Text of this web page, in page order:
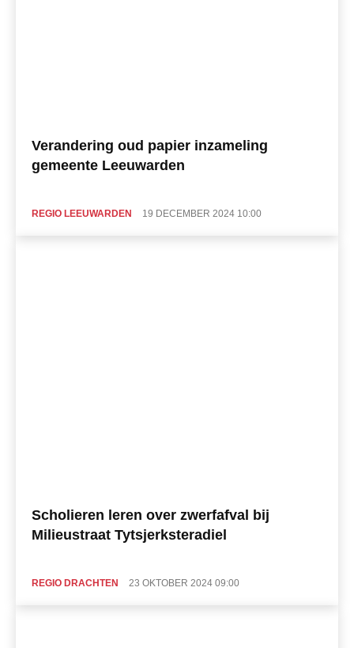
Verandering oud papier inzameling
gemeente Leeuwarden
REGIO LEEUWARDEN 19 DECEMBER 2024 10:00
Scholieren leren over zwerfafval bij
Milieustraat Tytsjerksteradiel
REGIO DRACHTEN 23 OKTOBER 2024 09:00